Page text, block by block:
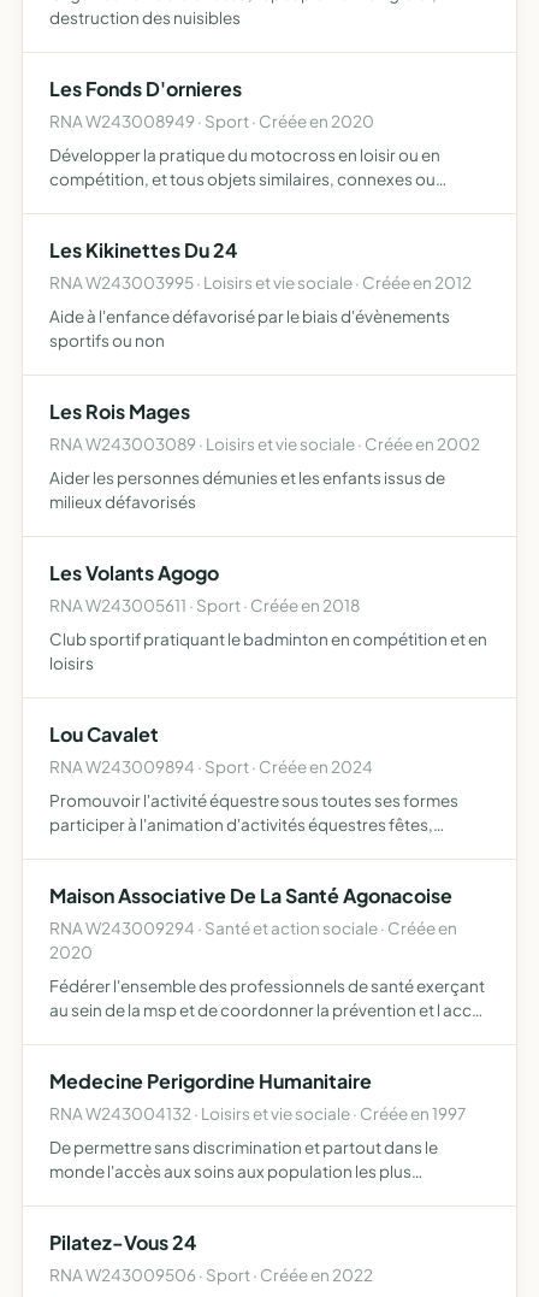
destruction des nuisibles
Les Fonds D'ornieres
RNA W243008949 · Sport · Créée en 2020
Développer la pratique du motocross en loisir ou en
compétition, et tous objets similaires, connexes ou
Les Kikinettes Du 24
RNA W243003995 · Loisirs et vie sociale · Créée en 2012
Aide à l'enfance défavorisé par le biais d'évènements
sportifs ou non
Les Rois Mages
RNA W243003089 · Loisirs et vie sociale · Créée en 2002
Aider les personnes démunies et les enfants issus de
milieux défavorisés
Les Volants Agogo
RNA W243005611 · Sport · Créée en 2018
Club sportif pratiquant le badminton en compétition et en
loisirs
Lou Cavalet
RNA W243009894 · Sport · Créée en 2024
Promouvoir l'activité équestre sous toutes ses formes
participer à l'animation d'activités équestres fêtes,
Maison Associative De La Santé Agonacoise
RNA W243009294 · Santé et action sociale · Créée en
2020
Fédérer l'ensemble des professionnels de santé exerçant
au sein de la msp et de coordonner la prévention et l accès
Medecine Perigordine Humanitaire
RNA W243004132 · Loisirs et vie sociale · Créée en 1997
De permettre sans discrimination et partout dans le
monde l'accès aux soins aux population les plus
rationnel. D…
Pilatez-Vous 24
RNA W243009506 · Sport · Créée en 2022